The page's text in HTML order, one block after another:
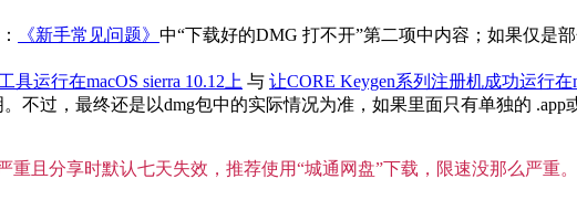
《新手常见问题》 中“下载好的DMG 打不开”第二项中内容；如果仅是
具运行在macOS sierra 10.12上 与 让CORE Keygen系列注册机成功运行在
不过，最终还是以dmg包中的实际情况为准，如果里面只有单独的 .app
重且分享时默认七天失效，推荐使用“城通网盘”下载，限速没那么严重。